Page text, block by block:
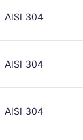
AISI 304
AISI 304
AISI 304